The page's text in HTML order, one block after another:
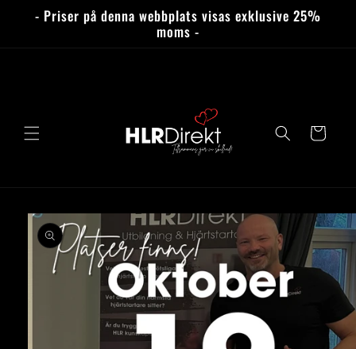
vidare
- Priser på denna webbplats visas exklusive 25%
moms -
Varukorg
vidare till